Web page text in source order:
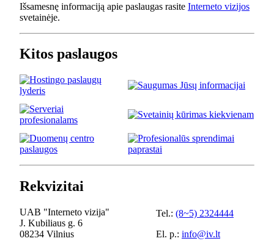
Išsamesnę informaciją apie paslaugas rasite Interneto vizijos
svetainėje.
Kitos paslaugos
Rekvizitai
UAB "Interneto vizija"
J. Kubiliaus g. 6
08234 Vilnius
Tel.: (8~5) 2324444
El. p.: info@iv.lt